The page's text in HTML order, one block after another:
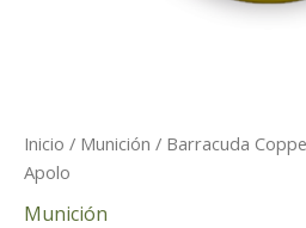
Inicio / Munición / Barracuda
Apolo
Munición